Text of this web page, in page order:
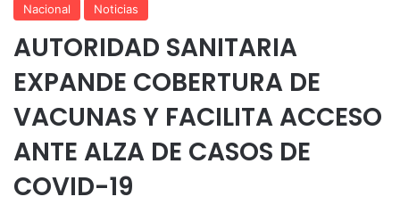
Nacional Noticias
AUTORIDAD SANITARIA
EXPANDE COBERTURA DE
VACUNAS Y FACILITA ACCESO
ANTE ALZA DE CASOS DE
COVID-19